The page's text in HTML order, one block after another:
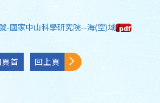
-國家中山科學研究院--海(空)域
首 回上頁